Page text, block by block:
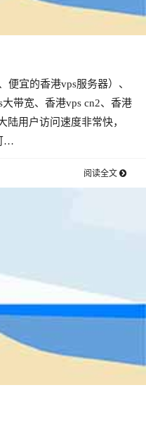
便宜的香港vps服务器）、
带宽、香港vps cn2、香港
陆用户访问速度非常快，
…
阅读全文